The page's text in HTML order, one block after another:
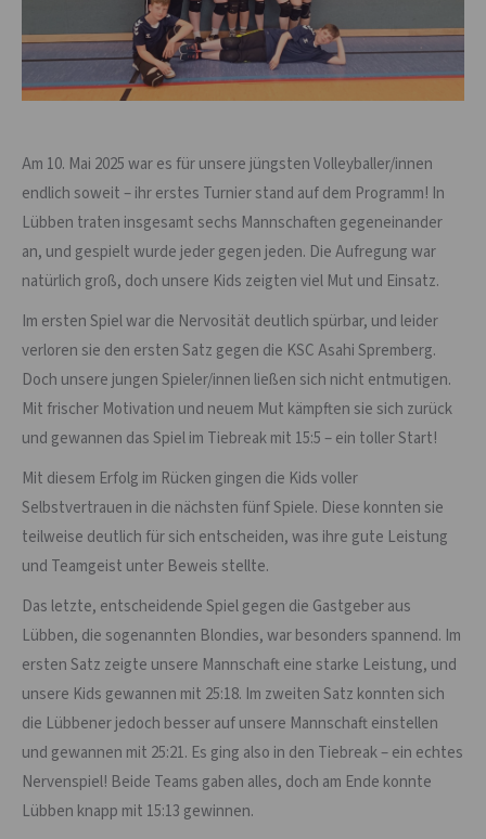
Am 10. Mai 2025 war es für unsere jüngsten Volleyballer/innen
endlich soweit – ihr erstes Turnier stand auf dem Programm! In
Lübben traten insgesamt sechs Mannschaften gegeneinander
an, und gespielt wurde jeder gegen jeden. Die Aufregung war
natürlich groß, doch unsere Kids zeigten viel Mut und Einsatz.
Im ersten Spiel war die Nervosität deutlich spürbar, und leider
verloren sie den ersten Satz gegen die KSC Asahi Spremberg.
Doch unsere jungen Spieler/innen ließen sich nicht entmutigen.
Mit frischer Motivation und neuem Mut kämpften sie sich zurück
und gewannen das Spiel im Tiebreak mit 15:5 – ein toller Start!
Mit diesem Erfolg im Rücken gingen die Kids voller
Selbstvertrauen in die nächsten fünf Spiele. Diese konnten sie
teilweise deutlich für sich entscheiden, was ihre gute Leistung
und Teamgeist unter Beweis stellte.
Das letzte, entscheidende Spiel gegen die Gastgeber aus
Lübben, die sogenannten Blondies, war besonders spannend. Im
ersten Satz zeigte unsere Mannschaft eine starke Leistung, und
unsere Kids gewannen mit 25:18. Im zweiten Satz konnten sich
die Lübbener jedoch besser auf unsere Mannschaft einstellen
und gewannen mit 25:21. Es ging also in den Tiebreak – ein echtes
Nervenspiel! Beide Teams gaben alles, doch am Ende konnte
Lübben knapp mit 15:13 gewinnen.